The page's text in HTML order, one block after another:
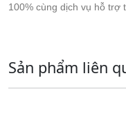
100% cùng dịch vụ hỗ trợ
Sản phẩm liên